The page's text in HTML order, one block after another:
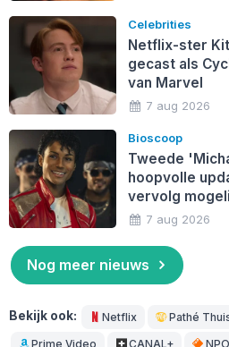
Celebrities
Netflix-ster
gecast als
van Marvel
7 aug 2026
Bioscoop
Tweede
hoopvolle
vervolg
7 aug 2026
Nog meer nieuws
Bekijk ook: Netflix Pathé
Prime Video CANAL+